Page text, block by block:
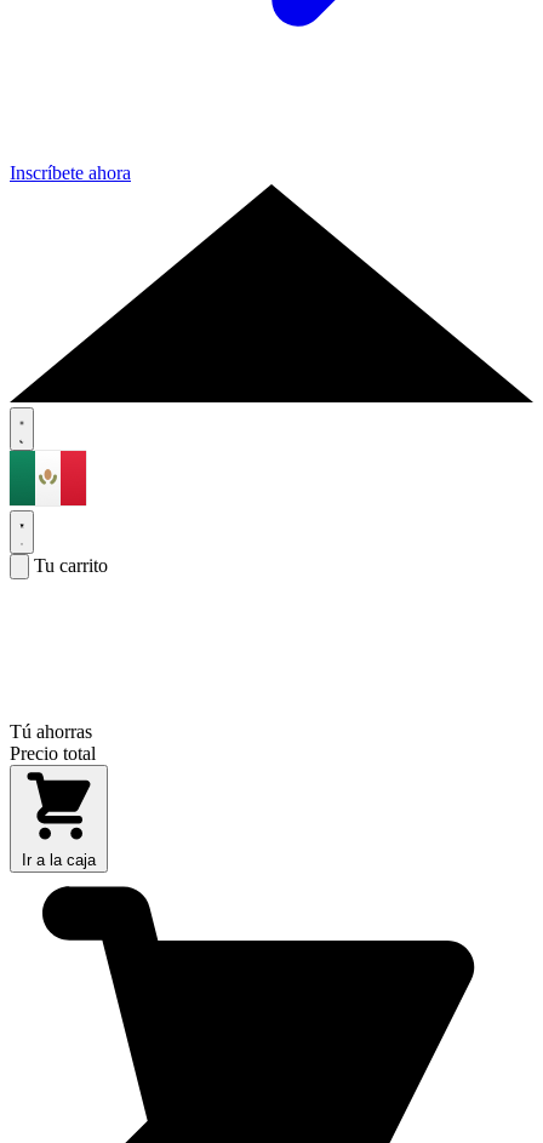
Inscríbete ahora
Tu carrito
Tú ahorras
Precio total
Ir a la caja